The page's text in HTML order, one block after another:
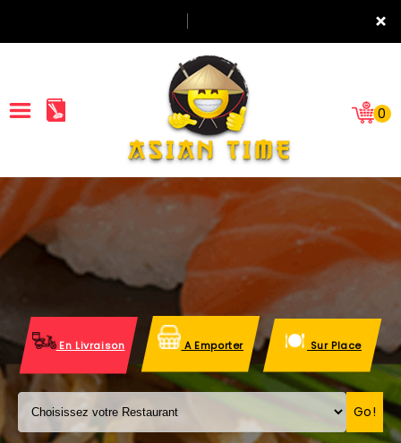
×
ACCUEIL
LA CARTE
VOS AVIS
MENTIONS LÉGALES
C.G.V
0
En Livraison A Emporter Sur Place
Go!